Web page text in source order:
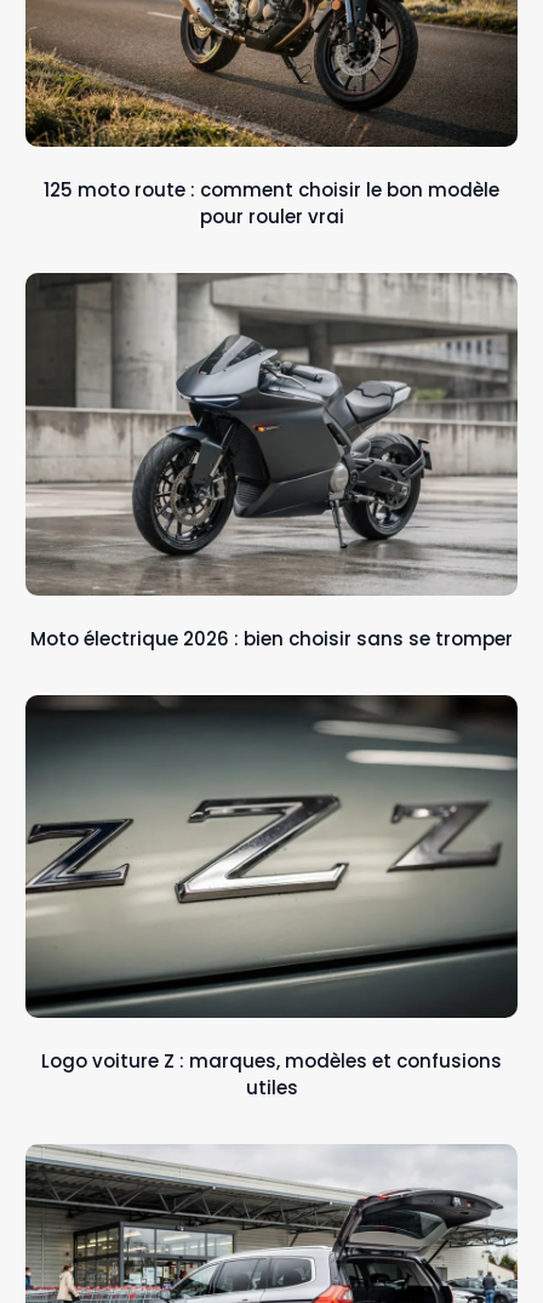
125 moto route : comment choisir le bon modèle
pour rouler vrai
Moto électrique 2026 : bien choisir sans se tromper
Logo voiture Z : marques, modèles et confusions
utiles